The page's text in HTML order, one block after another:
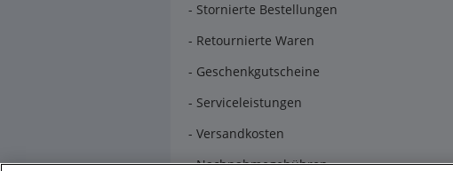
- Stornierte Bestellungen
- Retournierte Waren
- Geschenkgutscheine
- Serviceleistungen
- Versandkosten
- Nachnahmegebühren